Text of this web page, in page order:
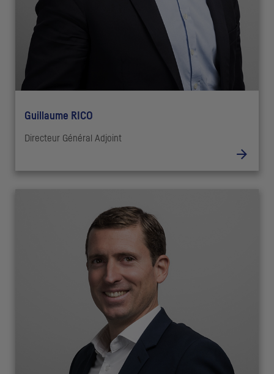
Guillaume RICO
Directeur Général Adjoint